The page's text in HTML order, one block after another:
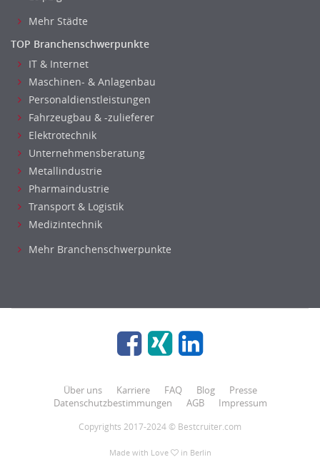
Mehr Städte
TOP Branchenschwerpunkte
IT & Internet
Maschinen- & Anlagenbau
Personaldienstleistungen
Fahrzeugbau & -zulieferer
Elektrotechnik
Unternehmensberatung
Metallindustrie
Pharmaindustrie
Transport & Logistik
Medizintechnik
Mehr Branchenschwerpunkte
Über uns Karriere FAQ Blog
Presse
Datenschutzbestimmungen
AGB Impressum
Copyrights 2017-2024 © Bestcruiter.com
Made with Love in Berlin